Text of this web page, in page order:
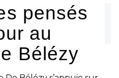
pratiques
pensés
au
Bélézy